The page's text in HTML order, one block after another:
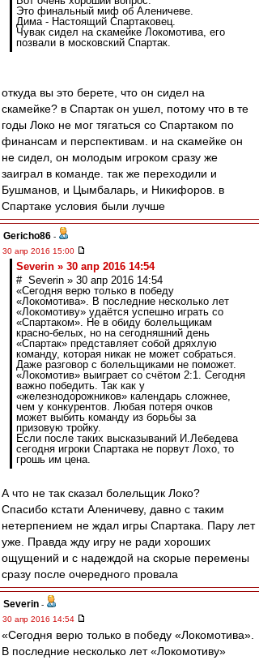
Это финальный миф об Аленичеве.
Дима - Настоящий Спартаковец.
Чувак сидел на скамейке Локомотива, его
позвали в московский Спартак.
откуда вы это берете, что он сидел на
скамейке? в Спартак он ушел, потому что в те
годы Локо не мог тягаться со Спартаком по
финансам и перспективам. и на скамейке он
не сидел, он молодым игроком сразу же
заиграл в команде. так же переходили и
Бушманов, и Цымбаларь, и Никифоров. в
Спартаке условия были лучше
Gericho86 -
30 апр 2016 15:00
Severin » 30 апр 2016 14:54
# Severin » 30 апр 2016 14:54
«Сегодня верю только в победу
«Локомотива». В последние несколько лет
«Локомотиву» удаётся успешно играть со
«Спартаком». Не в обиду болельщикам
красно-белых, но на сегодняшний день
«Спартак» представляет собой дряхлую
команду, которая никак не может собраться.
Даже разговор с болельщиками не поможет.
«Локомотив» выиграет со счётом 2:1. Сегодня
важно победить. Так как у
«железнодорожников» календарь сложнее,
чем у конкурентов. Любая потеря очков
может выбить команду из борьбы за
призовую тройку.
Если после таких высказываний И.Лебедева
сегодня игроки Спартака не порвут Лохо, то
грошь им цена.
А что не так сказал болельщик Локо?
Спасибо кстати Аленичеву, давно с таким
нетерпением не ждал игры Спартака. Пару лет
уже. Правда жду игру не ради хороших
ощущений и с надеждой на скорые перемены
сразу после очередного провала
Severin -
30 апр 2016 14:54
«Сегодня верю только в победу «Локомотива».
В последние несколько лет «Локомотиву»